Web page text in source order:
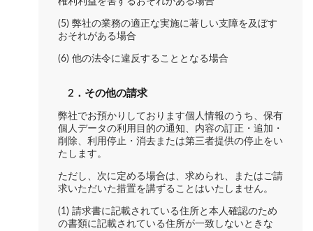
(5) 弊社の業務の適正な実施に著しい支障を及ぼす
おそれがある場合
(6) 他の法令に違反することとなる場合
2．その他の請求
弊社でお預かりしております個人情報のうち、保有
個人データの利用目的の通知、内容の訂正・追加・
削除、利用停止・消去または第三者提供の停止をい
たします。
ただし、次に定める場合は、求められ、またはご請
求いただいた措置を講ずることはいたしません。
(1) 請求書に記載されている住所と本人確認のため
の書類に記載されている住所が一致しないときな